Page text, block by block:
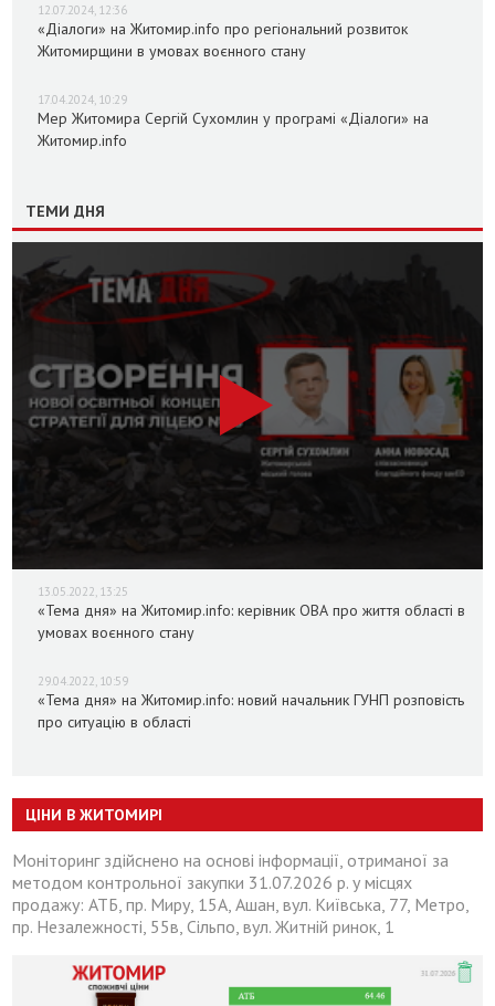
12.07.2024, 12:36
«Діалоги» на Житомир.info про регіональний розвиток
Житомирщини в умовах воєнного стану
17.04.2024, 10:29
Мер Житомира Сергій Сухомлин у програмі «Діалоги» на
Житомир.info
ТЕМИ ДНЯ
13.05.2022, 13:25
«Тема дня» на Житомир.info: керівник ОВА про життя області в
умовах воєнного стану
29.04.2022, 10:59
«Тема дня» на Житомир.info: новий начальник ГУНП розповість
про ситуацію в області
ЦІНИ В ЖИТОМИРІ
Моніторинг здійснено на основі інформації, отриманої за
методом контрольної закупки 31.07.2026 р. у місцях
продажу: АТБ, пр. Миру, 15А, Ашан, вул. Київська, 77, Метро,
пр. Незалежності, 55в, Сільпо, вул. Житній ринок, 1